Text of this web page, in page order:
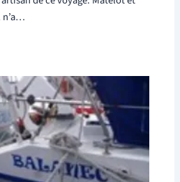
n’a…